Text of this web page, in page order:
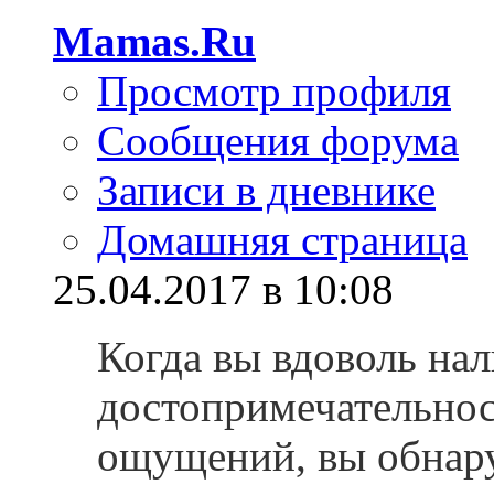
Mamas.Ru
Просмотр профиля
Сообщения форума
Записи в дневнике
Домашняя страница
25.04.2017 в 10:08
Когда вы вдоволь
ощущений, вы